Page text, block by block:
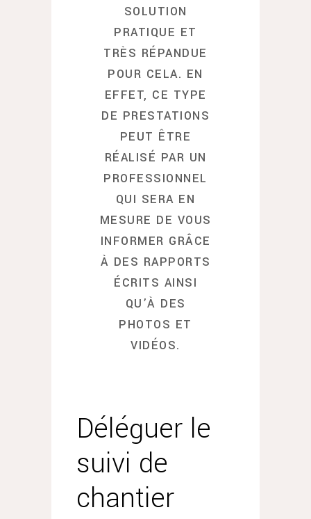
SOLUTION
PRATIQUE ET
TRÈS RÉPANDUE
POUR CELA. EN
EFFET, CE TYPE
DE PRESTATIONS
PEUT ÊTRE
RÉALISÉ PAR UN
PROFESSIONNEL
QUI SERA EN
MESURE DE VOUS
INFORMER GRÂCE
À DES RAPPORTS
ÉCRITS AINSI
QU’À DES
PHOTOS ET
VIDÉOS.
Déléguer le
suivi de
chantier